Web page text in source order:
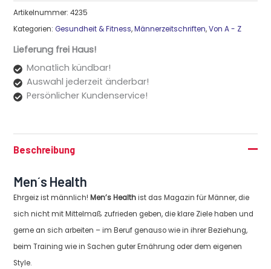
Artikelnummer:4235
Kategorien:Gesundheit & Fitness,Männerzeitschriften,Von A - Z
Lieferung frei Haus!
Monatlich kündbar!
Auswahl jederzeit änderbar!
Persönlicher Kundenservice!
Beschreibung
Men´s Health
Ehrgeiz ist männlich!Men’s Healthist das Magazin für Männer, die
sich nicht mit Mittelmaß zufrieden geben, die klare Ziele haben und
gerne an sich arbeiten – im Beruf genauso wie in ihrer Beziehung,
beim Training wie in Sachen guter Ernährung oder dem eigenen
Style.